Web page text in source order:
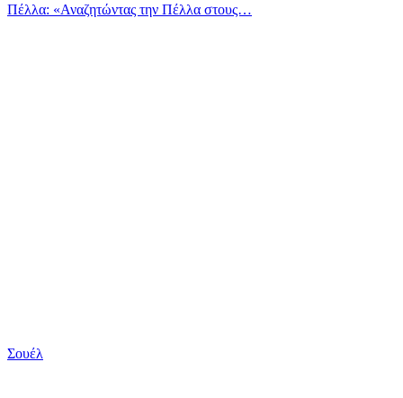
Πέλλα: «Αναζητώντας την Πέλλα στους…
Σουέλ